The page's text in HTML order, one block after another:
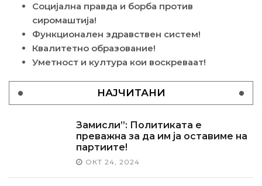
Социјална правда и борба против
сиромаштија!
Функционален здравствен систем!
Квалитетно образование!
Уметност и култура кои воскреваат!
НАЈЧИТАНИ
Замисли”: Политиката е
преважна за да им ја оставиме на
партиите!
ОКТ 24, 2024